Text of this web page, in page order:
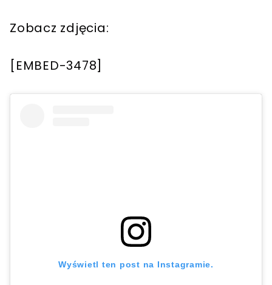
Zobacz zdjęcia:
[EMBED-3478]
Wyświetl ten post na Instagramie.